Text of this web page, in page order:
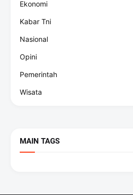
Ekonomi
Kabar Tni
Nasional
Opini
Pemerintah
Wisata
MAIN TAGS